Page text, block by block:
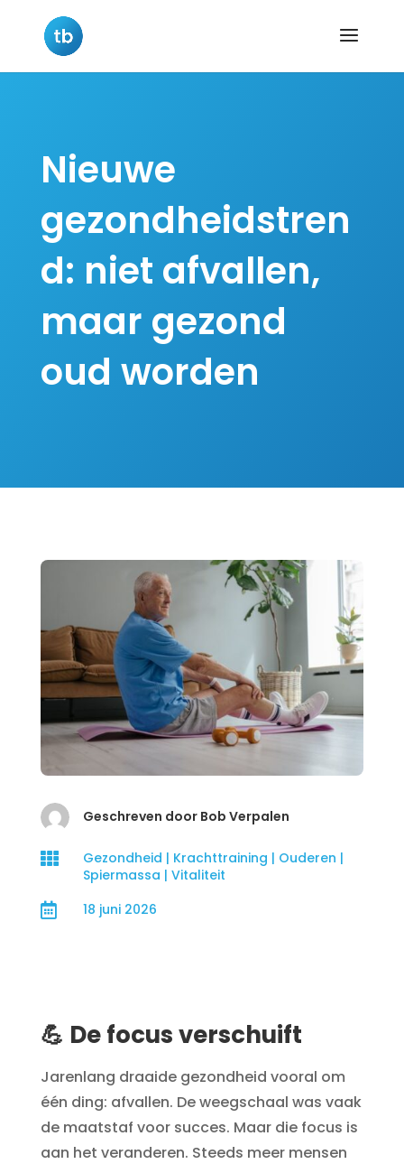
Nieuwe
gezondheidstren
d: niet afvallen,
maar gezond
oud worden
Geschreven door Bob Verpalen
 Gezondheid | Krachttraining | Ouderen |
Spiermassa | Vitaliteit
 18 juni 2026
💪 De focus verschuift
Jarenlang draaide gezondheid vooral om
één ding: afvallen. De weegschaal was vaak
de maatstaf voor succes. Maar die focus is
aan het veranderen. Steeds meer mensen